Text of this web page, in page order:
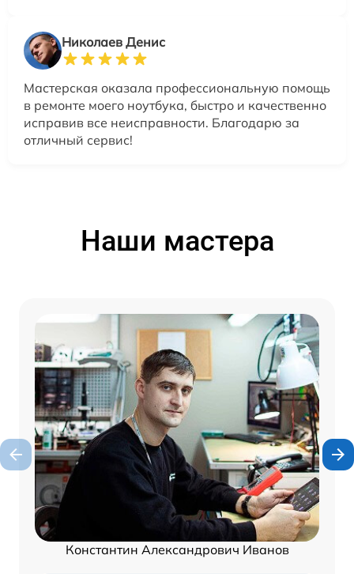
Николаев Денис
Мастерская оказала профессиональную помощь
в ремонте моего ноутбука, быстро и качественно
исправив все неисправности. Благодарю за
отличный сервис!
Наши мастера
Константин Александрович Иванов